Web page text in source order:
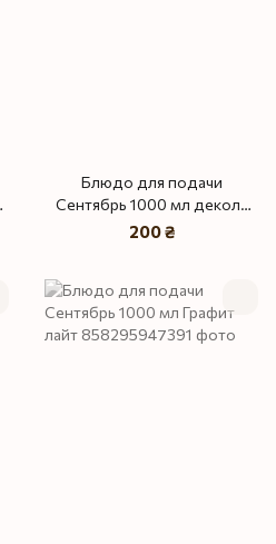
Блюдо для подачи
Сентябрь 1000 мл деколь
Вдохновение
200 ₴